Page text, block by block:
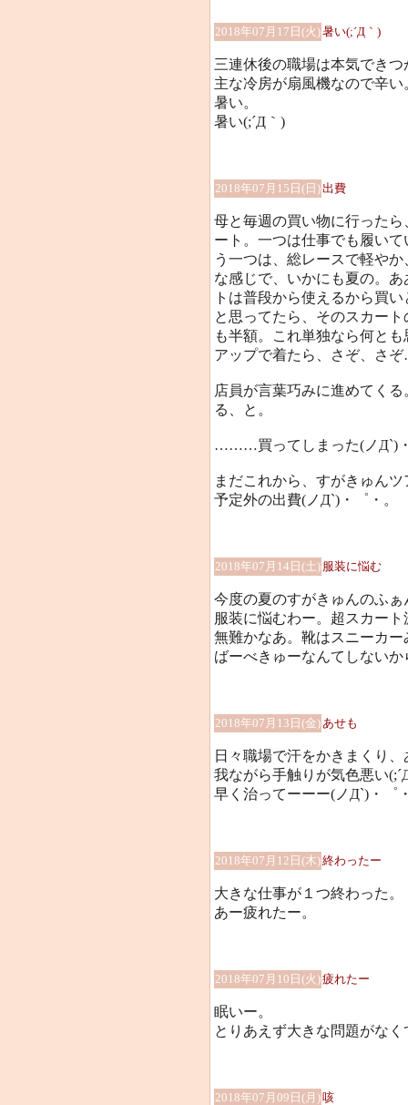
2018年07月17日(火)暑い(;´Д｀)
三連休後の職場は本気できつ
主な冷房が扇風機なので辛い
暑い。
暑い(;´Д｀)
2018年07月15日(日)出費
母と毎週の買い物に行った
ート。一つは仕事でも履い
う一つは、総レースで軽や
な感じで、いかにも夏の。
トは普段から使えるから買
と思ってたら、そのスカー
も半額。これ単独なら何と
アップで着たら、さぞ、さ
店員が言葉巧みに進めてく
る、と。
………買ってしまった(ノД`)
まだこれから、すがきゅん
予定外の出費(ノД`)・゜・。
2018年07月14日(土) 服装に悩む
今度の夏のすがきゅんのふ
服装に悩むわー。超スカー
無難かなあ。靴はスニーカー
ばーべきゅーなんてしない
2018年07月13日(金)あせも
日々職場で汗をかきまくり
我ながら手触りが気色悪い
早く治ってーーー(ノД`)・゜
2018年07月12日(木)終わったー
大きな仕事が１つ終わった。
あー疲れたー。
2018年07月10日(火)疲れたー
眠いー。
とりあえず大きな問題がな
2018年07月09日(月)咳